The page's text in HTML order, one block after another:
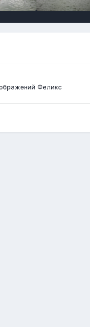
Феликс